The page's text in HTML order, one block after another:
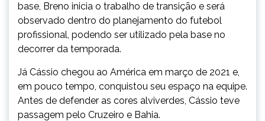
base, Breno inicia o trabalho de transição e será
observado dentro do planejamento do futebol
profissional, podendo ser utilizado pela base no
decorrer da temporada.
Já Cássio chegou ao América em março de 2021 e,
em pouco tempo, conquistou seu espaço na equipe.
Antes de defender as cores alviverdes, Cássio teve
passagem pelo Cruzeiro e Bahia.